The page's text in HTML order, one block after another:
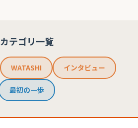
カテゴリ一覧
WATASHI インタビュー
最初の一歩